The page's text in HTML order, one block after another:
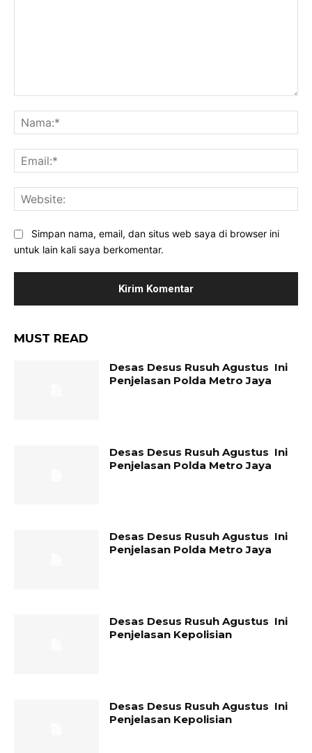
Simpan nama, email, dan situs web saya di browser ini
untuk lain kali saya berkomentar.
MUST READ
Desas Desus Rusuh Agustus Ini
Penjelasan Polda Metro Jaya
Desas Desus Rusuh Agustus Ini
Penjelasan Polda Metro Jaya
Desas Desus Rusuh Agustus Ini
Penjelasan Polda Metro Jaya
Desas Desus Rusuh Agustus Ini
Penjelasan Kepolisian
Desas Desus Rusuh Agustus Ini
Penjelasan Kepolisian